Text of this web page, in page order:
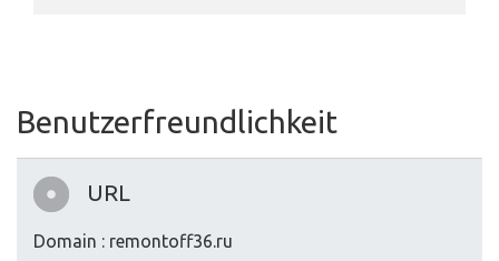
Benutzerfreundlichkeit
URL
Domain : remontoff36.ru